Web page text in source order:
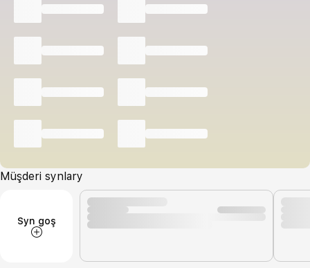
Müşderi synlary
Syn goş